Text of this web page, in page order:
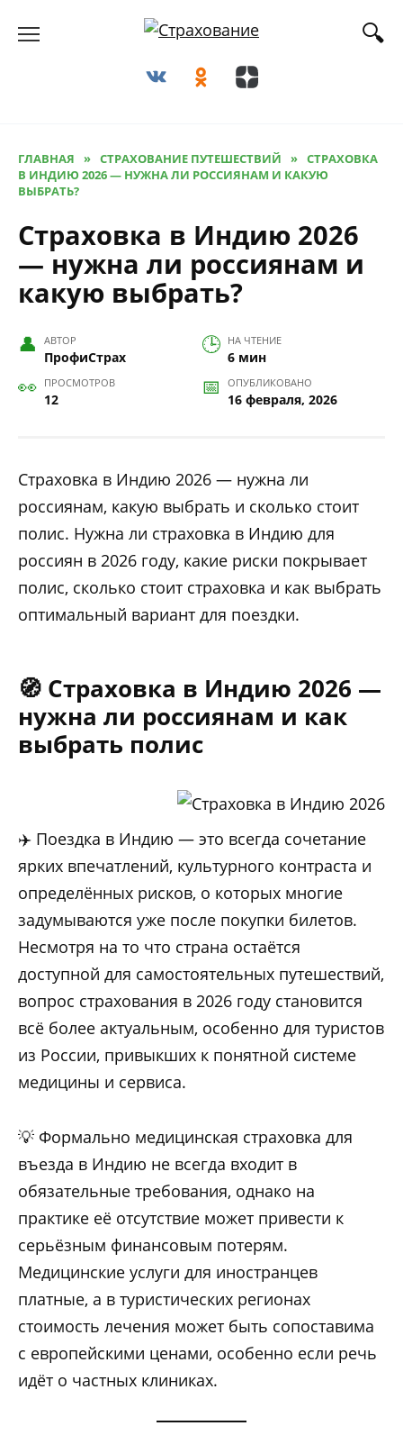
ГЛАВНАЯ » СТРАХОВАНИЕ ПУТЕШЕСТВИЙ » СТРАХОВКА
В ИНДИЮ 2026 — НУЖНА ЛИ РОССИЯНАМ И КАКУЮ
ВЫБРАТЬ?
Страховка в Индию 2026
— нужна ли россиянам и
какую выбрать?
АВТОР
ПрофиСтрах
НА ЧТЕНИЕ
6 мин
ПРОСМОТРОВ
12
ОПУБЛИКОВАНО
16 февраля, 2026
Страховка в Индию 2026 — нужна ли
россиянам, какую выбрать и сколько стоит
полис. Нужна ли страховка в Индию для
россиян в 2026 году, какие риски покрывает
полис, сколько стоит страховка и как выбрать
оптимальный вариант для поездки.
🧭 Страховка в Индию 2026 —
нужна ли россиянам и как
выбрать полис
✈️ Поездка в Индию — это всегда сочетание
ярких впечатлений, культурного контраста и
определённых рисков, о которых многие
задумываются уже после покупки билетов.
Несмотря на то что страна остаётся
доступной для самостоятельных путешествий,
вопрос страхования в 2026 году становится
всё более актуальным, особенно для туристов
из России, привыкших к понятной системе
медицины и сервиса.
💡 Формально медицинская страховка для
въезда в Индию не всегда входит в
обязательные требования, однако на
практике её отсутствие может привести к
серьёзным финансовым потерям.
Медицинские услуги для иностранцев
платные, а в туристических регионах
стоимость лечения может быть сопоставима
с европейскими ценами, особенно если речь
идёт о частных клиниках.